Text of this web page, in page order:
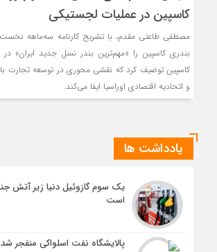
كاسپین در عملیات لجستیكی
مصطفی طاعتی مقدم، با تشریح کارنامه سه‌ماهه
بندری کاسپین را «مهم‌ترین بندر نسل جدید ایران»
کاسپین توصیف کرد که نقشی محوری در توسعه تجارت
و اتحادیه اقتصادی اوراسیا ایفا می‌کند.
یادداشت ها
یک سوم گازوئیل دنیا زیر آتش
است
پالایشگاه نفت اسلواکی منفجر شد